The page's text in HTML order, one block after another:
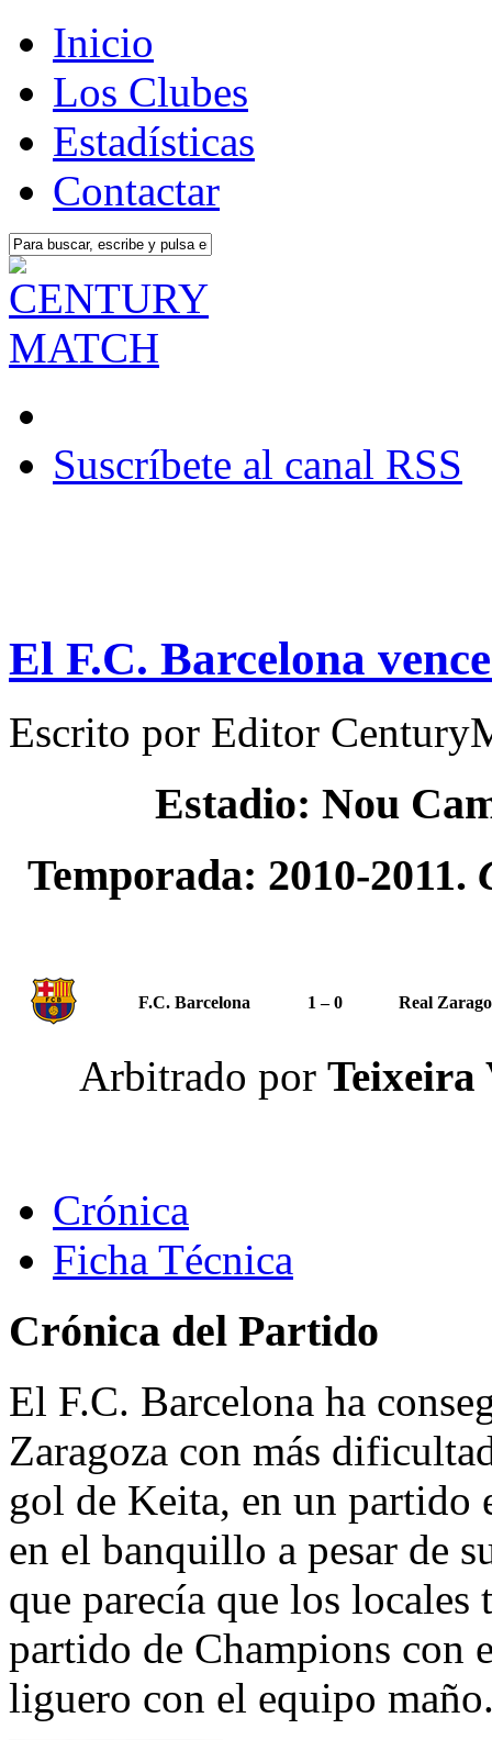
Inicio
Los Clubes
Estadísticas
Contactar
Suscríbete al canal RSS
El F.C. Barcelona
Escrito por Editor
Estadio: Nou
Temporada: 2010-2011.
F.C. Barcelona 1 – 0 Real
Arbitrado por Teixeira
Crónica
Ficha Técnica
Crónica del Partido
El F.C. Barcelona ha
Zaragoza con más
gol de Keita, en un partido
en el banquillo a pesar de
que parecía que los locales
partido de Champions con
liguero con el equipo